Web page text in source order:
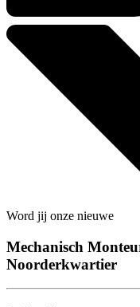
Word jij onze nieuwe
Mechanisch
Noorderkwartier